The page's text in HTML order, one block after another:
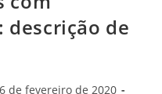
descrição de
de fevereiro de 2020